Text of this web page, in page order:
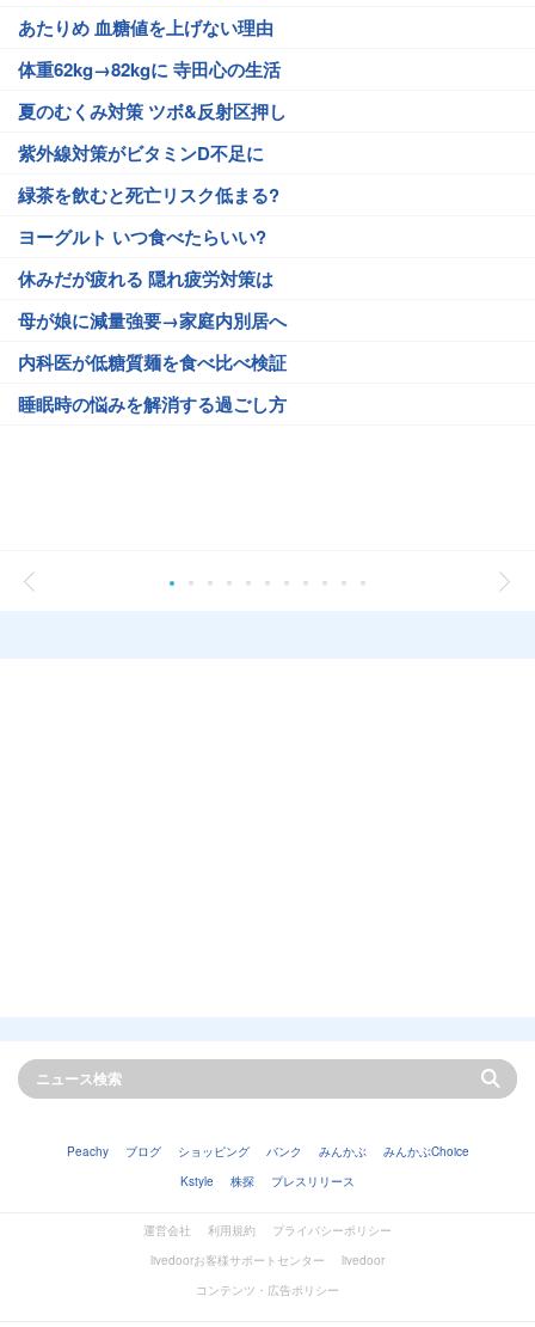
あたりめ 血糖値を上げない理由
体重62kg→82kgに 寺田心の生活
夏のむくみ対策 ツボ&反射区押し
紫外線対策がビタミンD不足に
緑茶を飲むと死亡リスク低まる?
ヨーグルト いつ食べたらいい?
休みだが疲れる 隠れ疲労対策は
母が娘に減量強要→家庭内別居へ
内科医が低糖質麺を食べ比べ検証
睡眠時の悩みを解消する過ごし方
Peachy ブログ ショッピング バンク みんかぶ
みんかぶChoice
Kstyle
株探 プレスリリース
運営会社 利用規約
プライバシーポリシー
livedoorお客様サポートセンター
livedoor
コンテンツ・広告ポリシー